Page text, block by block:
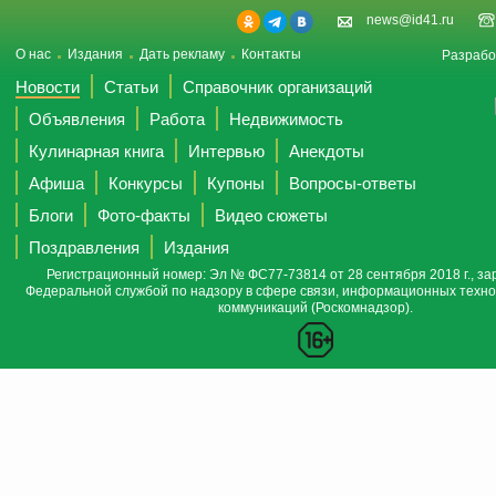
news@id41.ru
О нас Издания Дать рекламу Контакты
Новости Статьи
Справочник организаций
Объявления
Работа
Недвижимость
Кулинарная книга
Интервью
Анекдоты
Афиша
Конкурсы Купоны
Вопросы-ответы
Блоги
Фото-факты
Видео сюжеты
Поздравления
Издания
Регистрационный номер: Эл № ФС77-73814 от 28 сентября 2018 г.,
Федеральной службой по надзору в сфере связи, информационных
коммуникаций (Роскомнадзор).